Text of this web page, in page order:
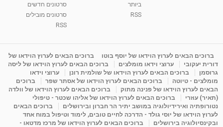
1:31:05
ליסה גרוסמן - המרכז לאימון התנהגותי - קשב
וריכוז ברעננה - הרצאת מבוא: אימון להצלחה של...
מאת admin 11 שנים 3,644 צפיות
15:49
פנינה מתוק - מרכז "נתיב הלב" בהרצליה-
מדיטציה-התחדשות
מאת Shahar-vod 6 שנים 2,143 צפיות
ביותר
RSS
סרטונים חדשים
סרטונים מובילים
RSS
ברוכים הבאים לערוץ הוידאו של יוסף בוטו
ברוכים הבאים לערוץ הוידאו של
דורית יעקובי
ערוצי וידאו מומלצים
ברוכים הבאים לערוץ הוידאו של ליסה
גרוסמן
ברוכים הבאים לערוץ הוידאו של שולמית רונן
ערוצי וידאו
מומלצים - טיוטה
ברוכים הבאים לערוץ הוידאו של אסתר שפר
ברוכים
הבאים לערוץ הוידאו של פנינה מתוק
ברוכים הבאים לערוץ הוידאו של וולדה
(תאיר) עוזרי
ברוכים הבאים לערוץ הוידאו של אליהו שכטר - טיפולי
נטורופתיה ואירידיולוגיה במושב יתיר הר חברון ובירושלים
ברוכים הבאים
לערוץ הוידאו של יוסי גולד - הדרכה לחיים טובים, לימוד וטיפול במוח אחד
ובקינסיולוגיה בירושלים
ברוכים הבאים לערוץ הוידאו של מרכז מדטאו -